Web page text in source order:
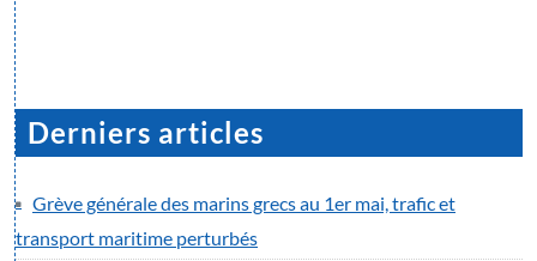
Derniers articles
Grève générale des marins grecs au 1er mai, trafic et
transport maritime perturbés